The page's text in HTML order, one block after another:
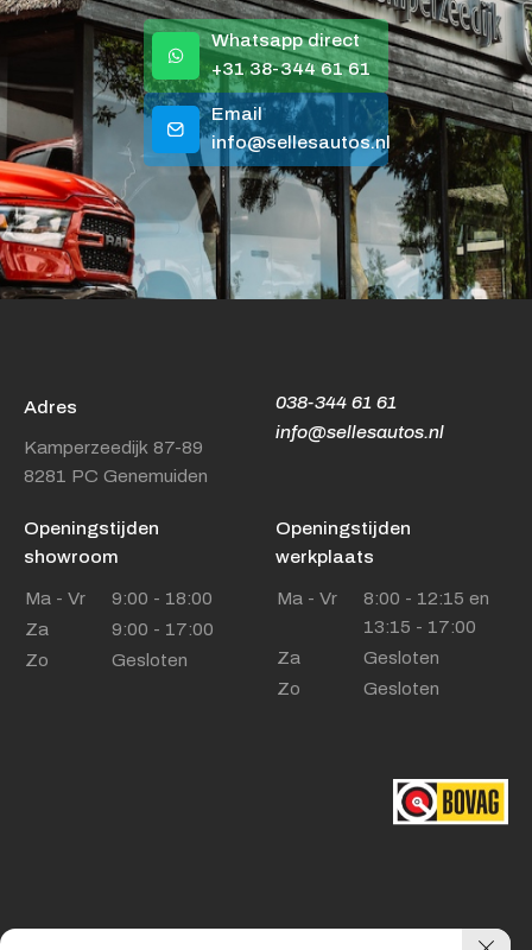
Whatsapp direct
+31 38-344 61 61
Email
info@sellesautos.nl
038-344 61 61
info@sellesautos.nl
Adres
Kamperzeedijk 87-89
8281 PC Genemuiden
Openingstijden
showroom
Ma - Vr
9:00 - 18:00
Za
9:00 - 17:00
Zo
Gesloten
Openingstijden
werkplaats
Ma - Vr
8:00 - 12:15 en
13:15 - 17:00
Za
Gesloten
Zo
Gesloten